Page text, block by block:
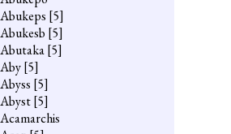
Abukeps [5]
Abukesb [5]
Abutaka[5]
Aby[5]
Abyss [5]
Abyst[5]
Acamarchis